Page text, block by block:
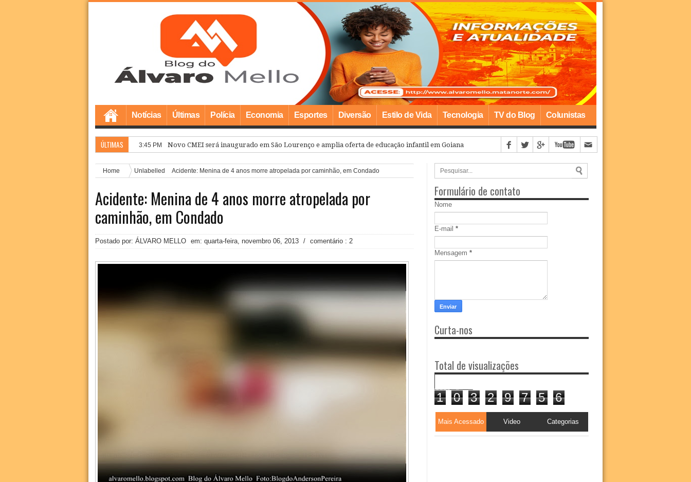
Notícias Últimas Polícia Economia Esportes Diversão Estilo de Vida Tecnologia TV do Blog Colunistas
ÚLTIMAS 3:45 PM Novo CMEI será inaugurado em São Lourenço e amplia oferta de educação infantil em Goiana
Home Unlabelled Acidente: Menina de 4 anos morre atropelada por caminhão, em Condado
Acidente: Menina de 4 anos morre atropelada por
caminhão, em Condado
Postado por: ÁLVARO MELLO em: quarta-feira, novembro 06, 2013 / comentário : 2
Formulário de contato
Nome
E-mail *
Mensagem *
Curta-nos
Total de visualizações
1 0 3 2 9 7 5 6
Mais Acessado Video Categorias